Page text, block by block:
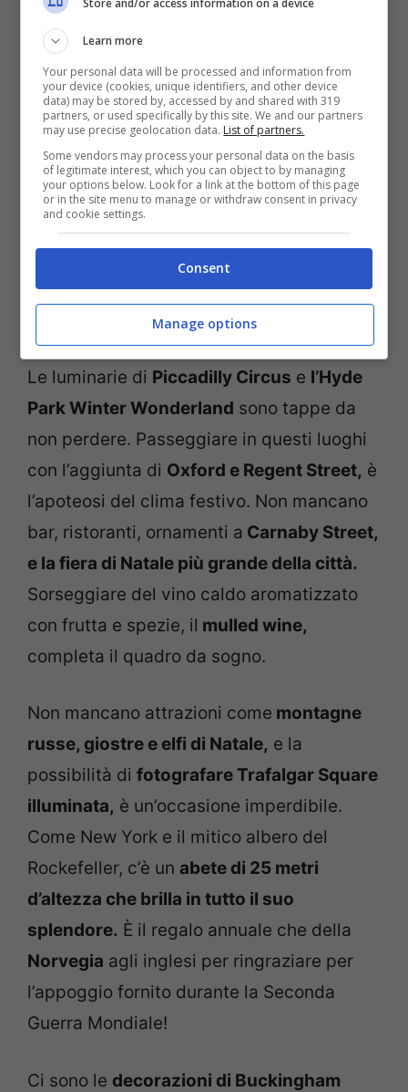
Come volare a Londra per le vacanze di Natale, consigli
pratici- ViaggiNews.com
Le luminarie di Piccadilly Circus e l’Hyde
Park Winter Wonderland sono tappe da
non perdere. Passeggiare in questi luoghi
con l’aggiunta di Oxford e Regent Street, è
l’apoteosi del clima festivo. Non mancano
bar, ristoranti, ornamenti a Carnaby Street,
e la fiera di Natale più grande della città.
Sorseggiare del vino caldo aromatizzato
con frutta e spezie, il mulled wine,
completa il quadro da sogno.
Non mancano attrazioni come montagne
russe, giostre e elfi di Natale, e la
possibilità di fotografare Trafalgar Square
illuminata, è un’occasione imperdibile.
Come New York e il mitico albero del
Rockefeller, c’è un abete di 25 metri
d’altezza che brilla in tutto il suo
splendore. È il regalo annuale che della
Norvegia agli inglesi per ringraziare per
l’appoggio fornito durante la Seconda
Guerra Mondiale!
Ci sono le decorazioni di Buckingham
Learn more
Your personal data will be processed and information from
your device (cookies, unique identifiers, and other device
data) may be stored by, accessed by and shared with 319
partners, or used specifically by this site. We and our partners
may use precise geolocation data. List of partners.
Some vendors may process your personal data on the basis
of legitimate interest, which you can object to by managing
your options below. Look for a link at the bottom of this page
or in the site menu to manage or withdraw consent in privacy
and cookie settings.
Consent
Manage options